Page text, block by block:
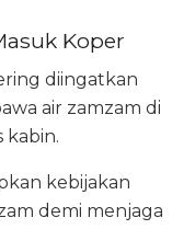
Koper
diingatkan
air zamzam di
kabin.
kebijakan
demi menjaga